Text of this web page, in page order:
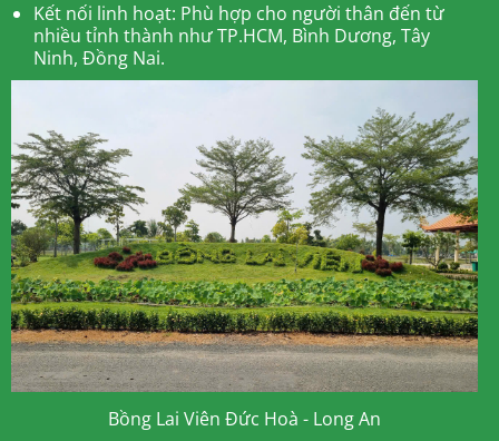
Kết nối linh hoạt: Phù hợp cho người thân đến từ
nhiều tỉnh thành như TP.HCM, Bình Dương, Tây
Ninh, Đồng Nai.
Bồng Lai Viên Đức Hoà - Long An